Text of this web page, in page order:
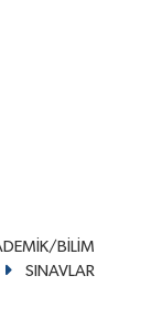
BİLİM
SINAVLAR